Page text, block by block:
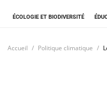
ÉCOLOGIE ET BIODIVERSITÉ
Accueil Politique climatique